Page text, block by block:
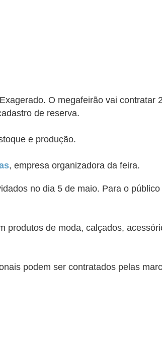
O megafeirão vai contratar
de reserva.
e produção.
, empresa organizadora da feira.
no dia 5 de maio. Para o
produtos de moda, calçados,
podem ser contratados pelas